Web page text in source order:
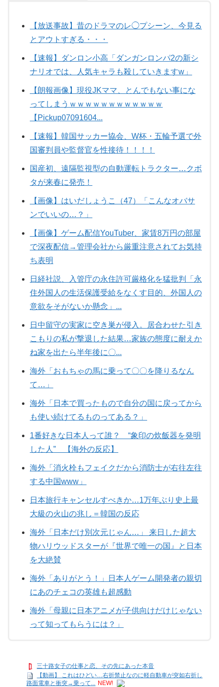
【放送事故】昔のドラマのレ◯プシーン、今見る
とアウトすぎる・・・
【速報】ダンロン小高「ダンガンロンパ2の新シ
ナリオでは、人気キャラも殺していきますw」
【朗報画像】現役JKママ、とんでもない事にな
ってしまうｗｗｗｗｗｗｗｗｗｗｗｗ
【Pickup07091604...
【速報】韓国サッカー協会、W杯・五輪予選で外
国審判員や監督官を性接待！！！！
国産初、遠隔監視型の自動運転トラクター…クボ
タが来春に発売！
【画像】はいだしょうこ（47）「こんなオバサ
ンでいいの…？」
【画像】ゲーム配信YouTuber、家賃8万円の部屋
で深夜配信→管理会社から厳重注意されてお気持
ち表明
日経社説、入管庁の永住許可厳格化を猛批判「永
住外国人の生活保護受給をなくす目的、外国人の
意欲をそがないか懸念」...
日中留守の実家に空き巣が侵入。居合わせた引き
こもりの私が撃退した結果…家族の態度に耐えか
ね家を出たら半年後に〇...
海外「おもちゃの馬に乗って〇〇を降りるなん
て…」
海外「日本で買ったもので自分の国に戻ってから
も使い続けてるものってある？」
1番好きな日本人って誰？ “象印の炊飯器を発明
した人” 【海外の反応】
海外「消火栓もフェイクだから消防士が右往左往
する中国www」
日本旅行キャンセルすべきか…1万年ぶり史上最
大級の火山の兆し＝韓国の反応
海外「日本だけ別次元じゃん…」 来日した超大
物ハリウッドスターが『世界で唯一の国』と日本
を大絶賛
海外「ありがとう！」日本人ゲーム開発者の親切
にあのチェコの英雄も超感動
海外「母親に日本アニメが子供向けだけじゃない
って知ってもらうには？」
三十路女子の仕事と恋、その先にあった本音
【動画】 これはひどい…右折禁止なのに軽自動車が突如右折し
路面電車と衝突→乗って...
NEW!